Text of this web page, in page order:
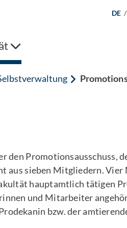
DE /
Promotionsausschuss,
sieben Mitgliedern.
hauptamtlich tätigen
und Mitarbeiter
bzw. der